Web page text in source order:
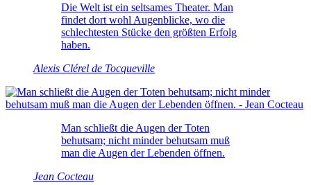
Die Welt ist ein seltsames Theater. Man
findet dort wohl Augenblicke, wo die
schlechtesten Stücke den größten Erfolg
haben.
Alexis Clérel de Tocqueville
Man schließt die Augen der Toten
behutsam; nicht minder behutsam muß
man die Augen der Lebenden öffnen.
Jean Cocteau